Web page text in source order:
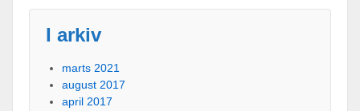
I arkiv
marts 2021
august 2017
april 2017